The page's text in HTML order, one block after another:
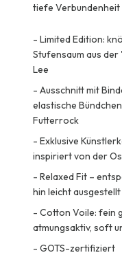
tiefe Verbundenheit
- Limited Edition:
Stufensaum aus
Lee
- Ausschnitt mit
elastische
Futterrock
- Exklusive
inspiriert von der
- Relaxed Fit –
hin leicht ausgestellt
- Cotton Voile: fein
atmungsaktiv, soft
- GOTS-zertifiziert